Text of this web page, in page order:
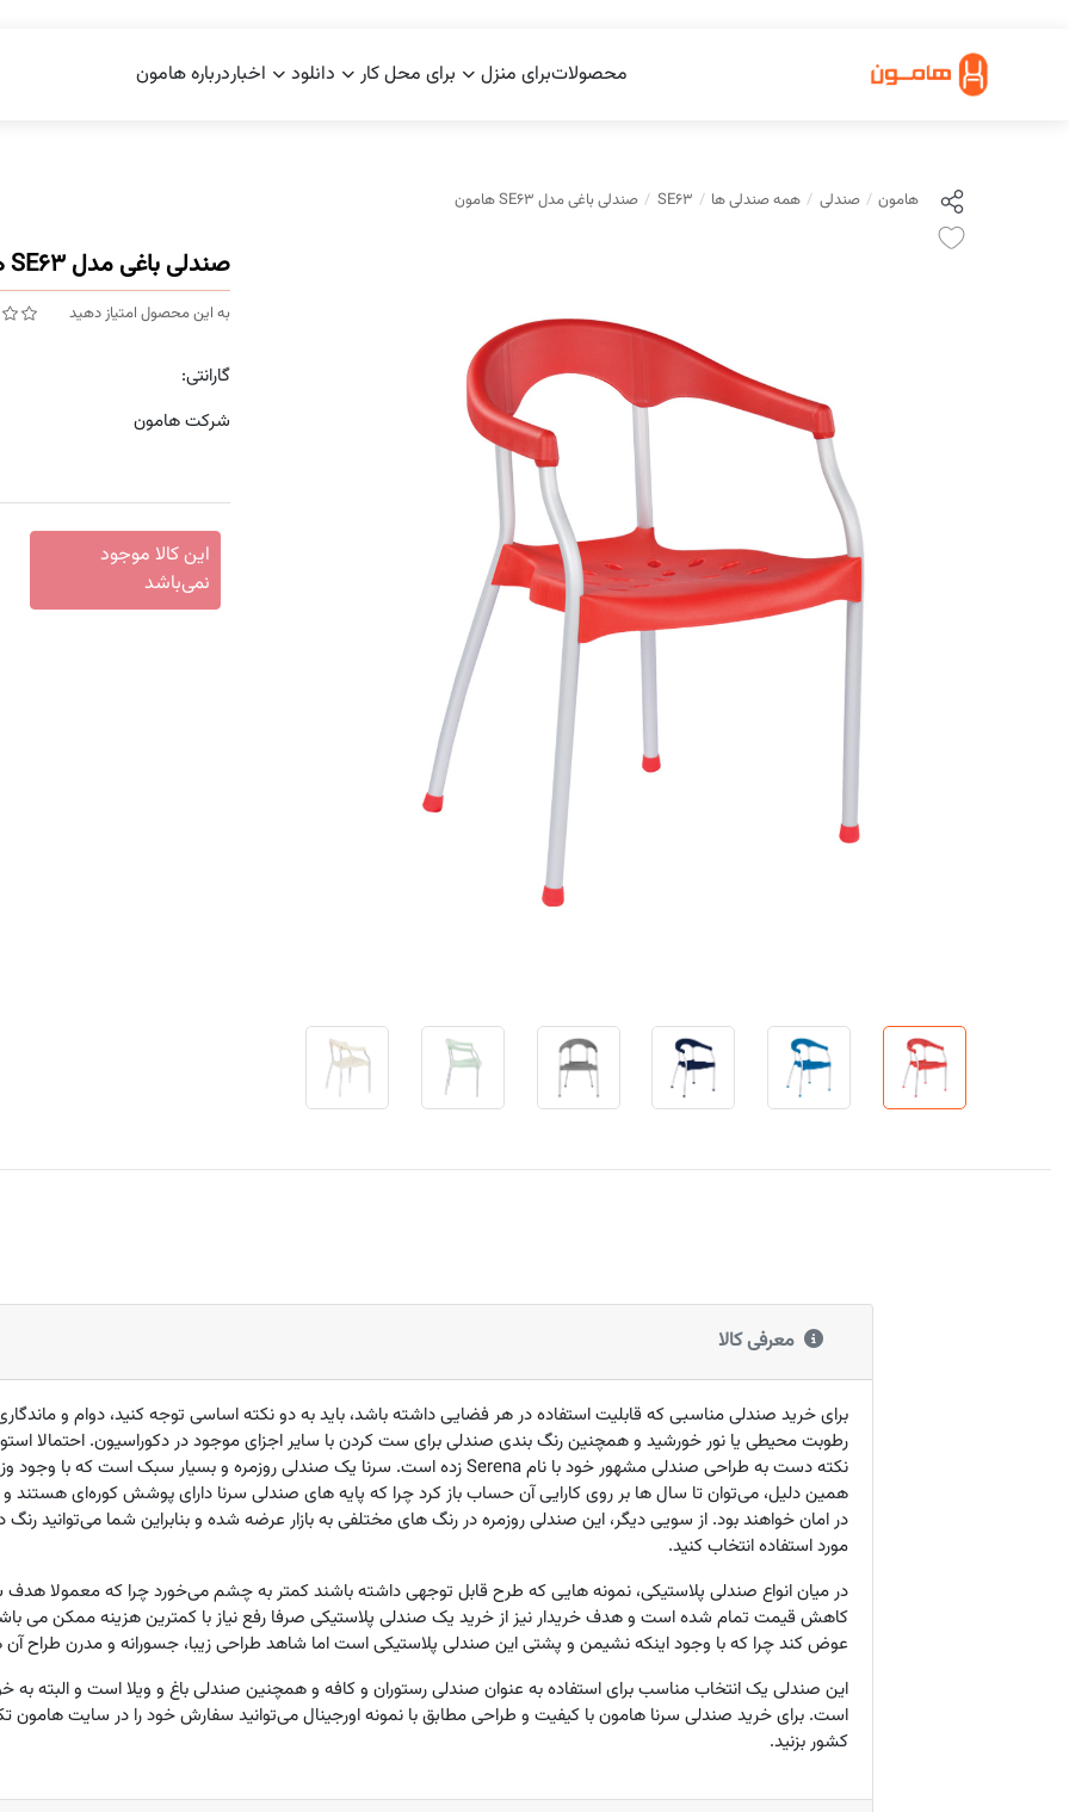
محصولاتبرای منزل برای محل کار دانلود اخباردرباره هامون
صندلی باغی مدل SE63 هامون
به این محصول امتیاز دهید
گارانتی:
شرکت هامون
این کالا موجود
نمی‌باشد
هامون صندلی همه صندلی ها SE63 صندلی باغی مدل SE63 هامون
معرفی کالا
برای خرید صندلی مناسبی که قابلیت استفاده در هر فضایی داشته باشد، باید به دو نکته اساسی توجه کنید، دوام و
رطوبت محیطی یا نور خورشید و همچنین رنگ بندی صندلی برای ست کردن با سایر اجزای موجود در دکوراسیون. احتمالا
نکته دست به طراحی صندلی مشهور خود با نامSerenaزده است. سرنا یک صندلی روزمره و بسیار سبک است که با وجود وزن
همین دلیل، می‌توان تا سال ها بر روی کارایی آن حساب باز کرد چرا که پایه های صندلی سرنا دارای پوشش کوره‌ای هستند و
در امان خواهند بود. از سویی دیگر، این صندلی روزمره در رنگ های مختلفی به بازار عرضه شده و بنابراین شما می‌توانید
مورد استفاده انتخاب کنید.
در میان انواع صندلی پلاستیکی، نمونه هایی که طرح قابل توجهی داشته باشند کمتر به چشم می‌خورد چرا که معمولا هدف
کاهش قیمت تمام شده است و هدف خریدار نیز از خرید یک صندلی پلاستیکی صرفا رفع نیاز با کمترین هزینه ممکن می
عوض کند چرا که با وجود اینکه نشیمن و پشتی این صندلی پلاستیکی است اما شاهد طراحی زیبا، جسورانه و مدرن طراح
این صندلی یک انتخاب مناسب برای استفاده به عنوان صندلی رستوران و کافه و همچنین صندلی باغ و ویلا است و البته به
است. برای خرید صندلی سرنا هامون با کیفیت و طراحی مطابق با نمونه اورجینال می‌توانید سفارش خود را در سایت هامون
کشور بزنید.